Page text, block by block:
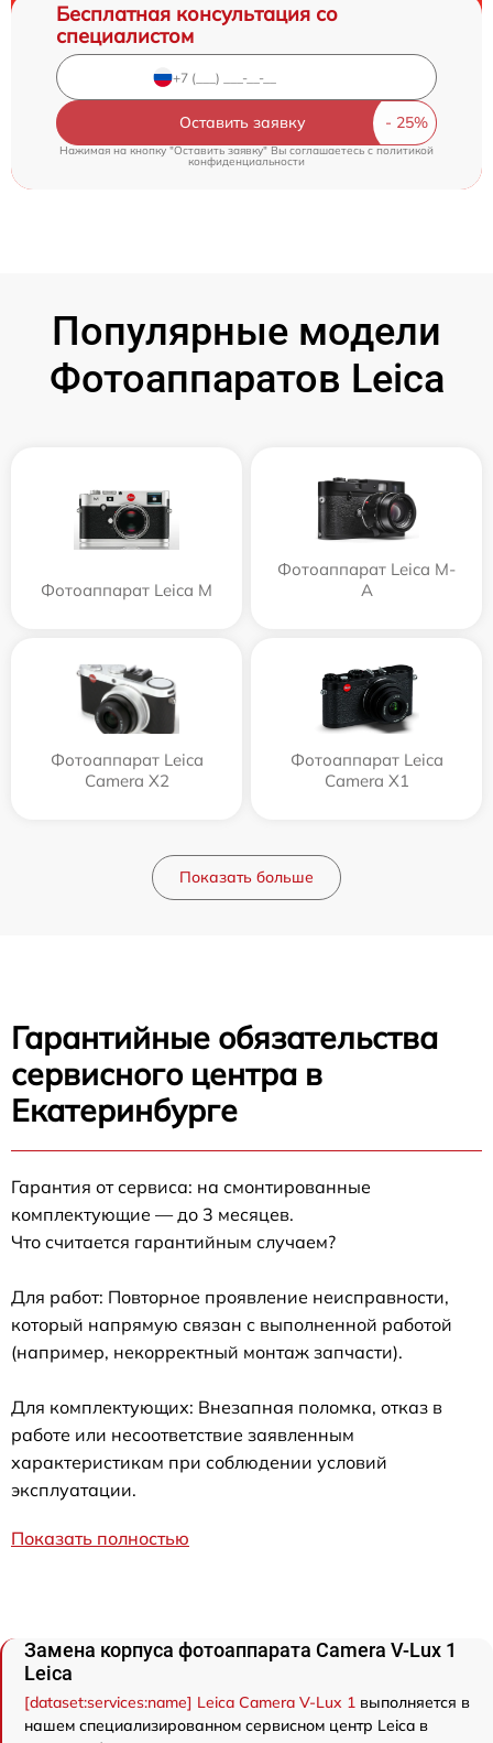
Бесплатная консультация со
специалистом
Оставить заявку
Нажимая на кнопку "Оставить заявку" Вы соглашаетесь cполитикой
конфиденциальности
Популярные модели
Фотоаппаратов Leica
Фотоаппарат Leica M
Фотоаппарат Leica M-
A
Фотоаппарат Leica
Camera X2
Фотоаппарат Leica
Camera X1
Показать больше
Гарантийные обязательства
сервисного центра в
Екатеринбурге
Гарантия от сервиса: на смонтированные
комплектующие — до 3 месяцев.
Что считается гарантийным случаем?
Для работ: Повторное проявление неисправности,
который напрямую связан с выполненной работой
(например, некорректный монтаж запчасти).
Для комплектующих: Внезапная поломка, отказ в
работе или несоответствие заявленным
характеристикам при соблюдении условий
эксплуатации.
Показать полностью
Замена корпуса фотоаппарата Camera V-Lux 1
Leica
[dataset:services:name] Leica Camera V-Lux 1 выполняется в
нашем специализированном сервисном центр Leica в